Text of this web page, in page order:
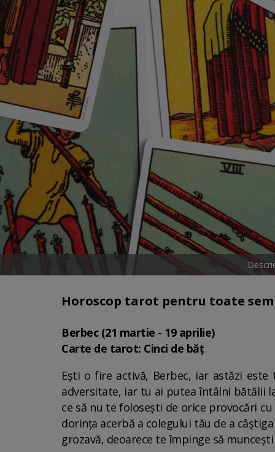
Horoscop tarot pentru toate
Berbec (21 martie - 19 aprilie)
Carte de tarot: Cinci de băț
Ești o fire activă, Berbec, iar astăzi
adversitate, iar tu ai putea întâlni bătălii
ce să nu te folosești de orice provocări
dorința acerbă a colegului tău de a
grozavă, deoarece te împinge să